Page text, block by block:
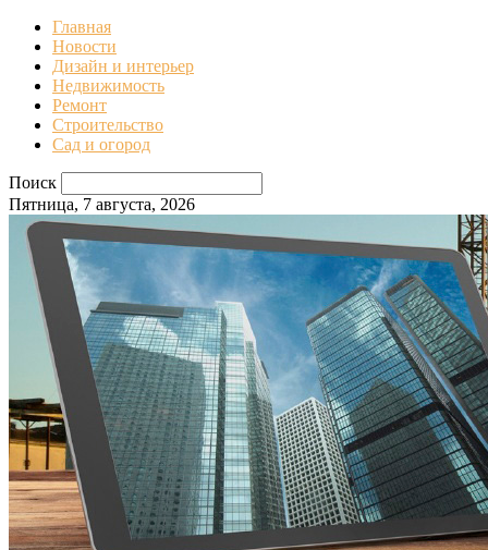
Главная
Новости
Дизайн и интерьер
Недвижимость
Ремонт
Строительство
Сад и огород
Поиск
Пятница, 7 августа, 2026